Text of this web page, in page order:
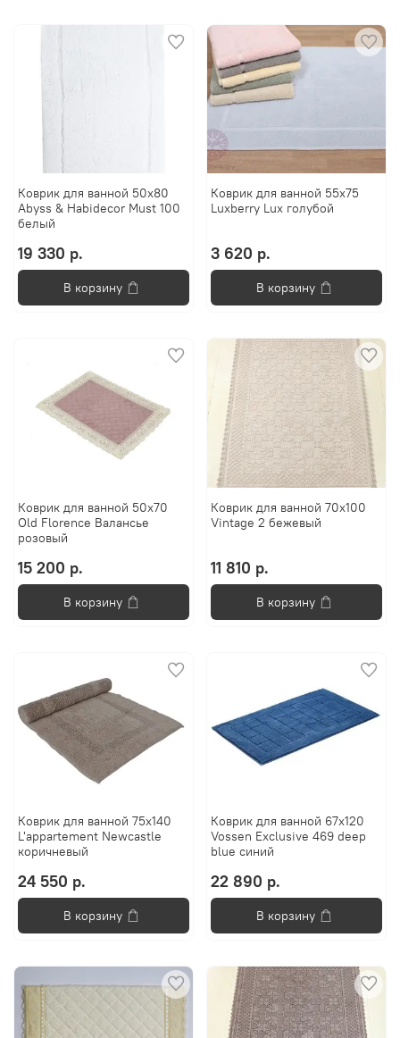
Коврик для ванной 50х80
Abyss & Habidecor Must 100
белый
19 330 р.
В корзину
Коврик для ванной 55х75
Luxberry Lux голубой
3 620 р.
В корзину
Коврик для ванной 50х70
Old Florence Валансье
розовый
15 200 р.
В корзину
Коврик для ванной 70х100
Vintage 2 бежевый
11 810 р.
В корзину
Коврик для ванной 75x140
L'appartement Newcastle
коричневый
24 550 р.
В корзину
Коврик для ванной 67x120
Vossen Exclusive 469 deep
blue синий
22 890 р.
В корзину